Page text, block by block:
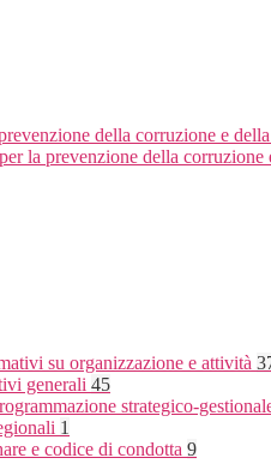
della corruzione e della
la prevenzione della
su organizzazione e attività
generali 45
strategico-
1
e codice di condotta 9